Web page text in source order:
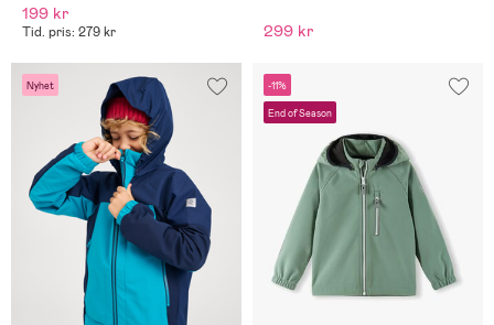
199 kr
Tid. pris: 279 kr 299 kr
Nyhet -11%
End of Season